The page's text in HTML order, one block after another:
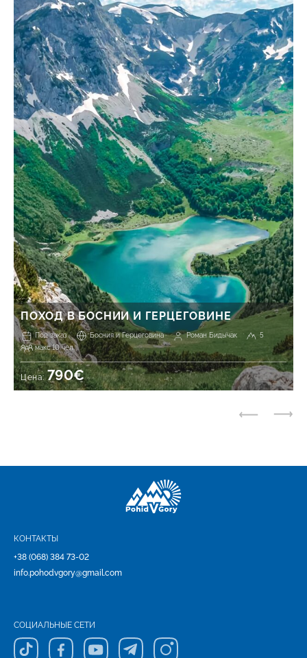
ПОХОД В БОСНИИ И ГЕРЦЕГОВИНЕ
Под заказ Босния и Герцеговина Роман Бидычак
5
макс 10 чел.
Цена:790€
КОНТАКТЫ
+38 (068) 384 73-02
info.pohodvgory@gmail.com
СОЦИАЛЬНЫЕ СЕТИ